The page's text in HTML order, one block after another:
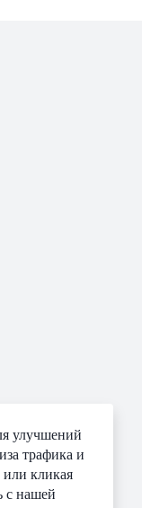
улучшений
трафика и
или кликая
с нашей